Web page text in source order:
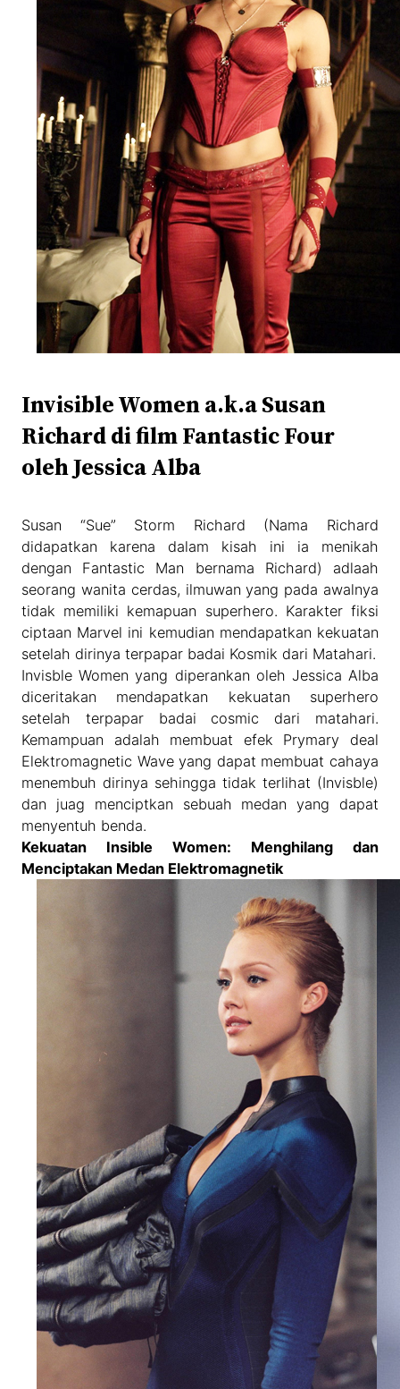
Invisible Women a.k.a Susan
Richard di film Fantastic Four
oleh Jessica Alba
Susan “Sue” Storm Richard (Nama Richard
didapatkan karena dalam kisah ini ia menikah
dengan Fantastic Man bernama Richard) adlaah
seorang wanita cerdas, ilmuwan yang pada awalnya
tidak memiliki kemapuan superhero. Karakter fiksi
ciptaan Marvel ini kemudian mendapatkan kekuatan
setelah dirinya terpapar badai Kosmik dari Matahari.
Invisble Women yang diperankan oleh Jessica Alba
diceritakan mendapatkan kekuatan superhero
setelah terpapar badai cosmic dari matahari.
Kemampuan adalah membuat efek Prymary deal
Elektromagnetic Wave yang dapat membuat cahaya
menembuh dirinya sehingga tidak terlihat (Invisble)
dan juag menciptkan sebuah medan yang dapat
menyentuh benda.
Kekuatan Insible Women: Menghilang dan
Menciptakan Medan Elektromagnetik